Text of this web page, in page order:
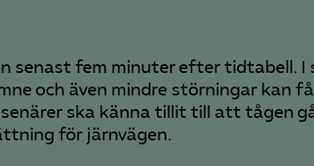
senast fem minuter efter tidtabell. I
och även mindre störningar kan
ska känna tillit till att tågen
för järnvägen.